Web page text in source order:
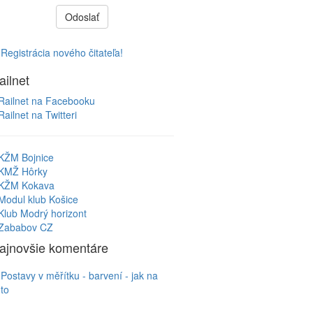
Odoslať
Registrácia nového čitateľa!
na Facebooku
na Twitteri
Bojnice
Hôrky
Kokava
klub Košice
Modrý horizont
CZ
komentáre
Postavy v měřítku - barvení - jak na
to